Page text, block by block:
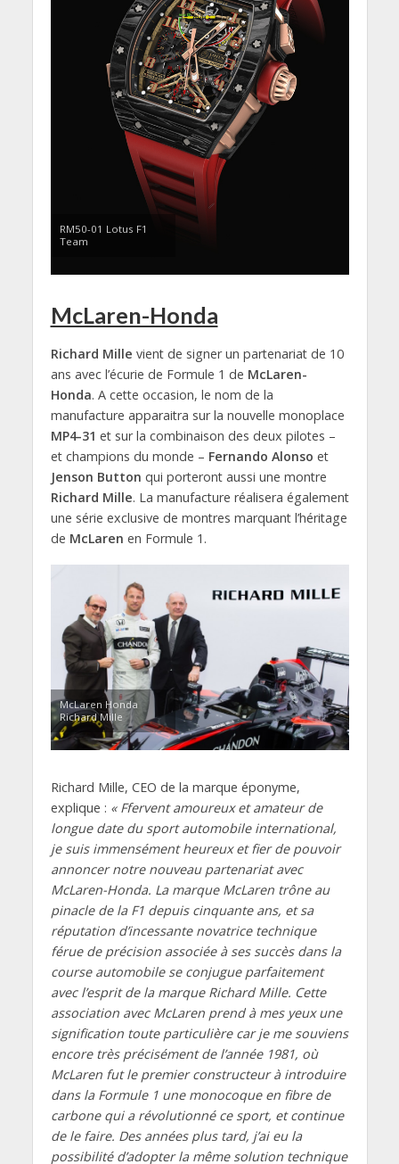
RM50-01 Lotus F1
Team
McLaren-Honda
Richard Mille vient de signer un partenariat de 10
ans avec l’écurie de Formule 1 de McLaren-
Honda. A cette occasion, le nom de la
manufacture apparaitra sur la nouvelle monoplace
MP4-31 et sur la combinaison des deux pilotes –
et champions du monde – Fernando Alonso et
Jenson Button qui porteront aussi une montre
Richard Mille. La manufacture réalisera également
une série exclusive de montres marquant l’héritage
de McLaren en Formule 1.
McLaren Honda
Richard Mille
Richard Mille, CEO de la marque éponyme,
explique : « Ffervent amoureux et amateur de
longue date du sport automobile international,
je suis immensément heureux et fier de pouvoir
annoncer notre nouveau partenariat avec
McLaren-Honda. La marque McLaren trône au
pinacle de la F1 depuis cinquante ans, et sa
réputation d’incessante novatrice technique
férue de précision associée à ses succès dans la
course automobile se conjugue parfaitement
avec l’esprit de la marque Richard Mille. Cette
association avec McLaren prend à mes yeux une
signification toute particulière car je me souviens
encore très précisément de l’année 1981, où
McLaren fut le premier constructeur à introduire
dans la Formule 1 une monocoque en fibre de
carbone qui a révolutionné ce sport, et continue
de le faire. Des années plus tard, j’ai eu la
possibilité d’adopter la même solution technique